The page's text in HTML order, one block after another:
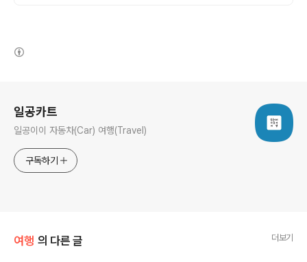
일공카트
일공이이 자동차(Car) 여행(Travel)
구독하기
여행 의 다른 글 더보기